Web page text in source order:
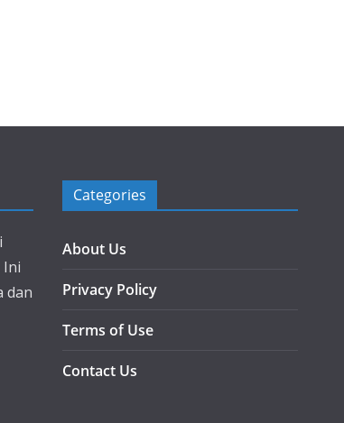
Ini
dan
Categories
About Us
Privacy Policy
Terms of Use
Contact Us